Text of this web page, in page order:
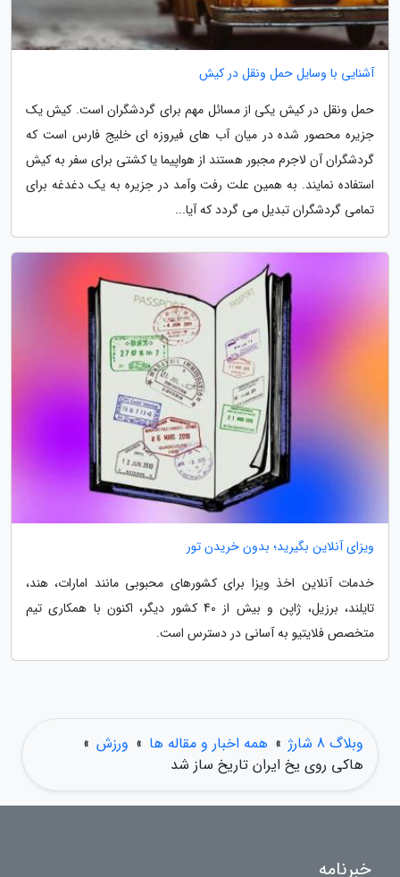
آشنایی با وسایل حمل ونقل در کیش
حمل ونقل در کیش یکی از مسائل مهم برای گردشگران است. کیش یک
جزیره محصور شده در میان آب های فیروزه ای خلیج فارس است که
گردشگران آن لاجرم مجبور هستند از هواپیما یا کشتی برای سفر به کیش
استفاده نمایند. به همین علت رفت وآمد در جزیره به یک دغدغه برای
تمامی گردشگران تبدیل می گردد که آیا...
ویزای آنلاین بگیرید؛ بدون خریدن تور
خدمات آنلاین اخذ ویزا برای کشورهای محبوبی مانند امارات، هند،
تایلند، برزیل، ژاپن و بیش از 40 کشور دیگر، اکنون با همکاری تیم
متخصص فلایتیو به آسانی در دسترس است.
وبلاگ 8 شارژ » همه اخبار و مقاله ها » ورزش »
هاکی روی یخ ایران تاریخ ساز شد
خبرنامه